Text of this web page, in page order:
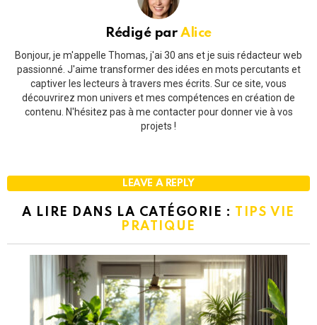
Rédigé parAlice
Bonjour, je m'appelle Thomas, j'ai 30 ans et je suis rédacteur web
passionné. J'aime transformer des idées en mots percutants et
captiver les lecteurs à travers mes écrits. Sur ce site, vous
découvrirez mon univers et mes compétences en création de
contenu. N'hésitez pas à me contacter pour donner vie à vos
projets !
LEAVE A REPLY
A LIRE DANS LA CATÉGORIE : TIPS VIE
PRATIQUE